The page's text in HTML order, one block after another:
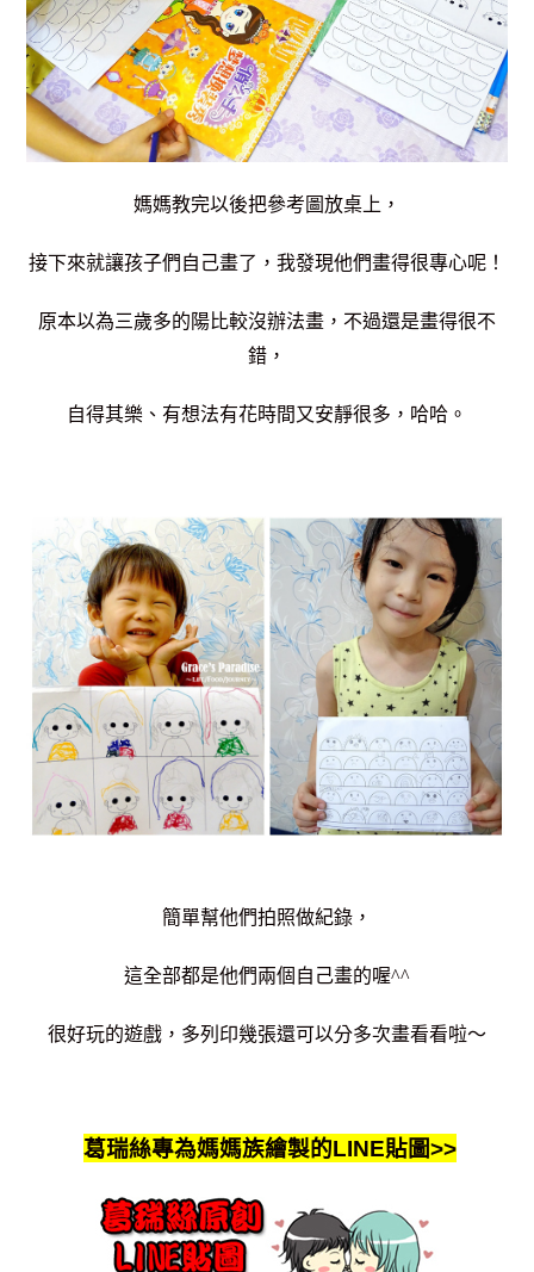
媽媽教完以後把參考圖放桌上，
接下來就讓孩子們自己畫了， 我發現他們畫得很專心呢！
原本以為三歲多的陽比較沒辦法畫，不過還是畫得很不
錯，
自得其樂、有想法有花時間又安靜很多，哈哈。
簡單幫他們拍照做紀錄，
這全部都是他們兩個自己畫的喔^^
很好玩的遊戲，多列印幾張還可以分多次畫看看啦～
葛瑞絲專為媽媽族繪製的LINE貼圖>>